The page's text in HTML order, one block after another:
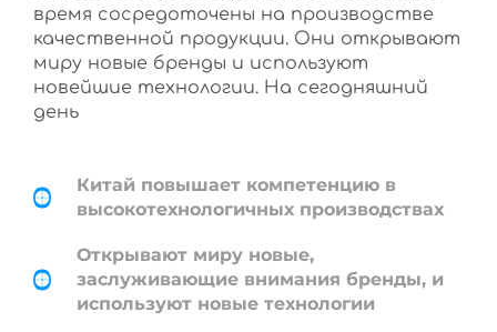
время сосредоточены на производстве
качественной продукции. Они открывают
миру новые бренды и используют
новейшие технологии. На сегодняшний
день
Китай повышает компетенцию в
высокотехнологичных производствах
Открывают миру новые,
заслуживающие внимания бренды, и
используют новые технологии